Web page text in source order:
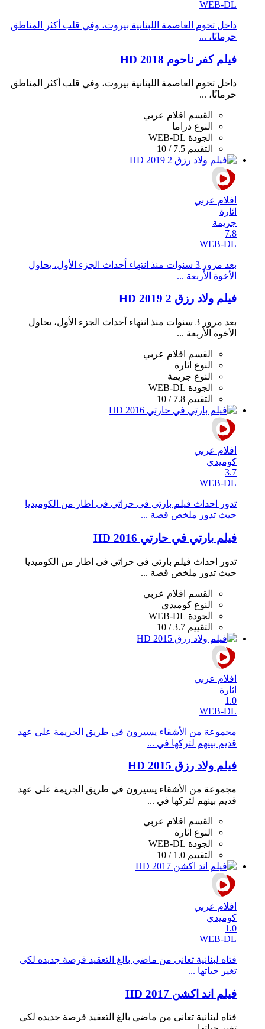
WEB-DL
داخل تخوم العاصمة اللبنانية بيروت، وفي قلب أكثر المناطق
حرمانًا، ...
فيلم كفر ناحوم 2018 HD
داخل تخوم العاصمة اللبنانية بيروت، وفي قلب أكثر المناطق
حرمانًا، ...
القسم
افلام عربي
النوع دراما
الجودة WEB-DL
التقييم 7.5 / 10
افلام عربي
اثارة
جريمة
7.8
WEB-DL
بعد مرور 3 سنوات منذ انتهاء أحداث الجزء الأول، يحاول
الأخوة الأربعة ...
فيلم ولاد رزق 2 2019 HD
بعد مرور 3 سنوات منذ انتهاء أحداث الجزء الأول، يحاول
الأخوة الأربعة ...
القسم
افلام عربي
النوع اثارة
النوع جريمة
الجودة WEB-DL
التقييم 7.8 / 10
افلام عربي
كوميدي
3.7
WEB-DL
تدور احداث فيلم بارتى فى حراتي فى اطار من الكوميديا
حيث تدور ملخص قصة ...
فيلم بارتي في حارتي 2016 HD
تدور احداث فيلم بارتى فى حراتي فى اطار من الكوميديا
حيث تدور ملخص قصة ...
القسم
افلام عربي
النوع كوميدي
الجودة WEB-DL
التقييم 3.7 / 10
افلام عربي
اثارة
1.0
WEB-DL
مجموعة من الأشقاء يسيرون في طريق الجريمة على عهد
قديم بينهم لتركها في ...
فيلم ولاد رزق 2015 HD
مجموعة من الأشقاء يسيرون في طريق الجريمة على عهد
قديم بينهم لتركها في ...
القسم
افلام عربي
النوع اثارة
الجودة WEB-DL
التقييم 1.0 / 10
افلام عربي
كوميدي
1.0
WEB-DL
فتاه لبنانية تعانى من ماضي بالغ التعقيد فرصة جديده لكى
تغير حياتها ...
فيلم اند اكشن 2017 HD
فتاه لبنانية تعانى من ماضي بالغ التعقيد فرصة جديده لكى